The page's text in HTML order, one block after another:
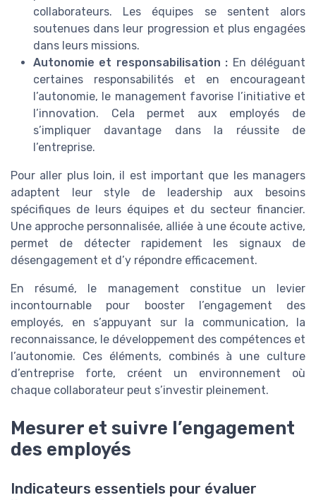
collaborateurs. Les équipes se sentent alors
soutenues dans leur progression et plus engagées
dans leurs missions.
Autonomie et responsabilisation : En déléguant
certaines responsabilités et en encourageant
l’autonomie, le management favorise l’initiative et
l’innovation. Cela permet aux employés de
s’impliquer davantage dans la réussite de
l’entreprise.
Pour aller plus loin, il est important que les managers
adaptent leur style de leadership aux besoins
spécifiques de leurs équipes et du secteur financier.
Une approche personnalisée, alliée à une écoute active,
permet de détecter rapidement les signaux de
désengagement et d’y répondre efficacement.
En résumé, le management constitue un levier
incontournable pour booster l’engagement des
employés, en s’appuyant sur la communication, la
reconnaissance, le développement des compétences et
l’autonomie. Ces éléments, combinés à une culture
d’entreprise forte, créent un environnement où
chaque collaborateur peut s’investir pleinement.
Mesurer et suivre l’engagement
des employés
Indicateurs essentiels pour évaluer